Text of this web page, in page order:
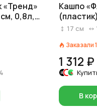
«Тренд»
0,8л,
Кашпо
17 см
Заказали
1 312 ₽
В